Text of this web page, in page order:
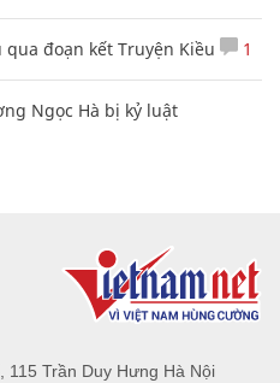
đoạn kết Truyện Kiều 1
Ngọc Hà bị kỷ luật
115 Trần Duy Hưng Hà Nội